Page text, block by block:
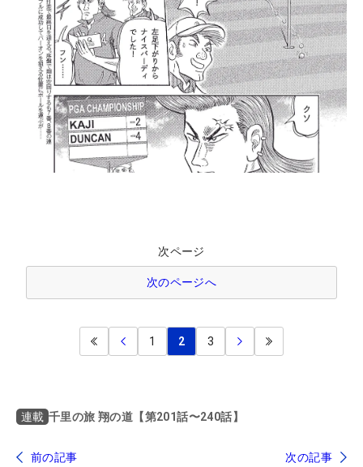
次ページ
次のページへ
1 2 3
連載 千里の旅 翔の道【第201話〜240話】
前の記事 次の記事